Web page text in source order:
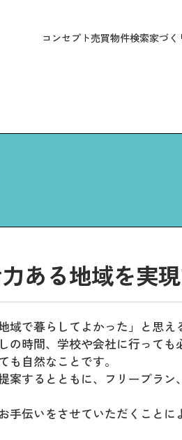
コンセプト売買物件検索家づく
ある地域を実現
で暮らしてよかった」と思え
時間、学校や会社に行っても
自然なことです。
するとともに、フリープラ
伝いをさせていただくこと